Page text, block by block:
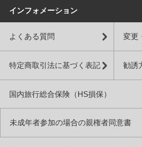
インフォメーション
よくある質問 変更
特定商取引法に基づく表記 勧誘
国内旅行総合保険（HS損保）
未成年者参加の場合の親権者同意書